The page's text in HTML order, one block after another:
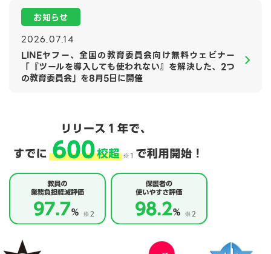
2026.07.14
LINEヤフー、全国の教育委員会向け無料ウェビナー
「『ツールを導入しても使われない』を解決した、2つ
の教育委員会」を8月5日に開催